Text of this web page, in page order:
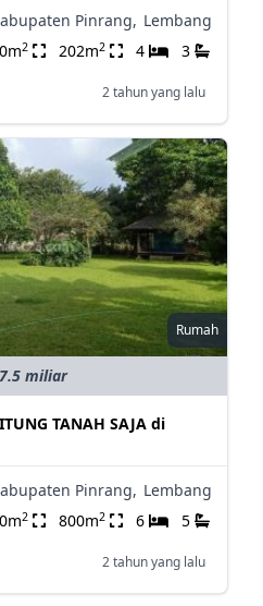
Pinrang, Lembang
2 202m2 4 3
2 tahun yang lalu
Rumah
miliar
TANAH SAJA di
Pinrang, Lembang
2 800m2 6 5
2 tahun yang lalu